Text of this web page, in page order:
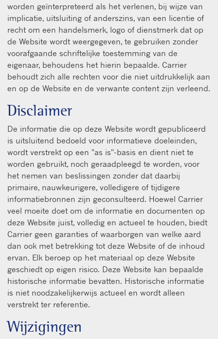
worden geïnterpreteerd als het verlenen, bij wijze van
implicatie, uitsluiting of anderszins, van een licentie of
recht om een handelsmerk, logo of dienstmerk dat op
de Website wordt weergegeven, te gebruiken zonder
voorafgaande schriftelijke toestemming van de
eigenaar, behoudens het hierin bepaalde. Carrier
behoudt zich alle rechten voor die niet uitdrukkelijk aan
en op de Website en de verwante content zijn verleend.
Disclaimer
De informatie die op deze Website wordt gepubliceerd
is uitsluitend bedoeld voor informatieve doeleinden,
wordt verstrekt op een "as is"-basis en dient niet te
worden gebruikt, noch geraadpleegd te worden, voor
het nemen van beslissingen zonder dat daarbij
primaire, nauwkeurigere, volledigere of tijdigere
informatiebronnen zijn geconsulteerd. Hoewel Carrier
veel moeite doet om de informatie en documenten op
deze Website juist, volledig en actueel te houden, biedt
Carrier geen garanties of waarborgen van welke aard
dan ook met betrekking tot deze Website of de inhoud
ervan. Elk beroep op het materiaal op deze Website
geschiedt op eigen risico. Deze Website kan bepaalde
historische informatie bevatten. Historische informatie
is niet noodzakelijkerwijs actueel en wordt alleen
verstrekt ter referentie.
Wijzigingen